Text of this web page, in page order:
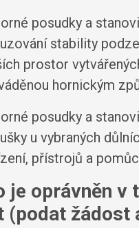
posudky a
stability
prostor
hornickým
posudky a
u vybraných
přístrojů a
je oprávněn v
(podat žádost